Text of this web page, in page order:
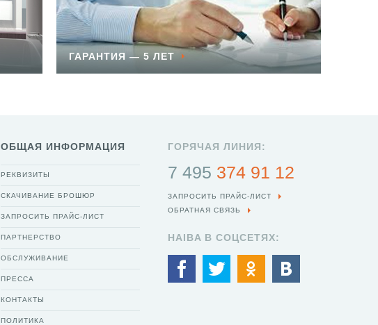
ГАРАНТИЯ — 5 ЛЕТ
ОБЩАЯ ИНФОРМАЦИЯ
РЕКВИЗИТЫ
СКАЧИВАНИЕ БРОШЮР
ЗАПРОСИТЬ ПРАЙС-ЛИСТ
ПАРТНЕРСТВО
ОБСЛУЖИВАНИЕ
ПРЕССА
КОНТАКТЫ
ПОЛИТИКА
ГОРЯЧАЯ ЛИНИЯ:
7 495 374 91 12
ЗАПРОСИТЬ ПРАЙС-ЛИСТ
ОБРАТНАЯ СВЯЗЬ
HAIBA В СОЦСЕТЯХ: